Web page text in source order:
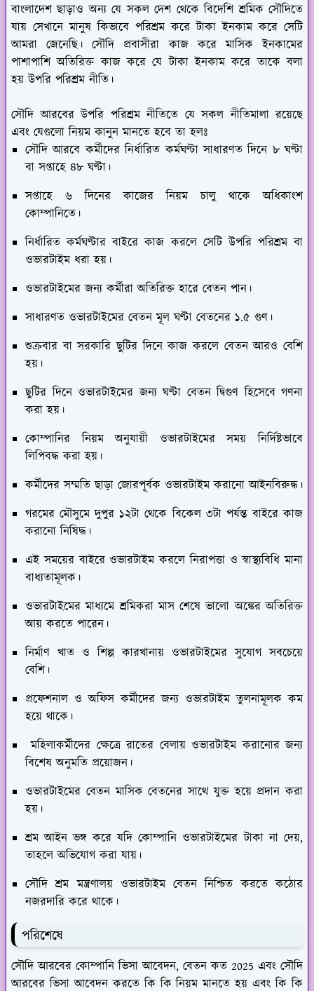
বাংলাদেশ ছাড়াও অন্য যে সকল দেশ থেকে বিদেশি শ্রমিক সৌদিতে
যায় সেখানে মানুষ কিভাবে পরিশ্রম করে টাকা ইনকাম করে সেটি
আমরা জেনেছি। সৌদি প্রবাসীরা কাজ করে মাসিক ইনকামের
পাশাপাশি অতিরিক্ত কাজ করে যে টাকা ইনকাম করে তাকে বলা
হয় উপরি পরিশ্রম নীতি।
সৌদি আরবের উপরি পরিশ্রম নীতিতে যে সকল নীতিমালা রয়েছে
এবং যেগুলো নিয়ম কানুন মানতে হবে তা হলঃ
সৌদি আরবে কর্মীদের নির্ধারিত কর্মঘণ্টা সাধারণত দিনে ৮ ঘণ্টা
বা সপ্তাহে ৪৮ ঘণ্টা।
সপ্তাহে ৬ দিনের কাজের নিয়ম চালু থাকে অধিকাংশ
কোম্পানিতে।
নির্ধারিত কর্মঘণ্টার বাইরে কাজ করলে সেটি উপরি পরিশ্রম বা
ওভারটাইম ধরা হয়।
ওভারটাইমের জন্য কর্মীরা অতিরিক্ত হারে বেতন পান।
সাধারণত ওভারটাইমের বেতন মূল ঘণ্টা বেতনের ১.৫ গুণ।
শুক্রবার বা সরকারি ছুটির দিনে কাজ করলে বেতন আরও বেশি
হয়।
ছুটির দিনে ওভারটাইমের জন্য ঘণ্টা বেতন দ্বিগুণ হিসেবে গণনা
করা হয়।
কোম্পানির নিয়ম অনুযায়ী ওভারটাইমের সময় নির্দিষ্টভাবে
লিপিবদ্ধ করা হয়।
কর্মীদের সম্মতি ছাড়া জোরপূর্বক ওভারটাইম করানো আইনবিরুদ্ধ।
গরমের মৌসুমে দুপুর ১২টা থেকে বিকেল ৩টা পর্যন্ত বাইরে কাজ
করানো নিষিদ্ধ।
এই সময়ের বাইরে ওভারটাইম করলে নিরাপত্তা ও স্বাস্থ্যবিধি মানা
বাধ্যতামূলক।
ওভারটাইমের মাধ্যমে শ্রমিকরা মাস শেষে ভালো অঙ্কের অতিরিক্ত
আয় করতে পারেন।
নির্মাণ খাত ও শিল্প কারখানায় ওভারটাইমের সুযোগ সবচেয়ে
বেশি।
প্রফেশনাল ও অফিস কর্মীদের জন্য ওভারটাইম তুলনামূলক কম
হয়ে থাকে।
মহিলাকর্মীদের ক্ষেত্রে রাতের বেলায় ওভারটাইম করানোর জন্য
বিশেষ অনুমতি প্রয়োজন।
ওভারটাইমের বেতন মাসিক বেতনের সাথে যুক্ত হয়ে প্রদান করা
হয়।
শ্রম আইন ভঙ্গ করে যদি কোম্পানি ওভারটাইমের টাকা না দেয়,
তাহলে অভিযোগ করা যায়।
সৌদি শ্রম মন্ত্রণালয় ওভারটাইম বেতন নিশ্চিত করতে কঠোর
নজরদারি করে থাকে।
পরিশেষে
সৌদি আরবের কোম্পানি ভিসা আবেদন, বেতন কত 2025 এবং সৌদি
আরবের ভিসা আবেদন করতে কি কি নিয়ম মানতে হয় এবং কি কি